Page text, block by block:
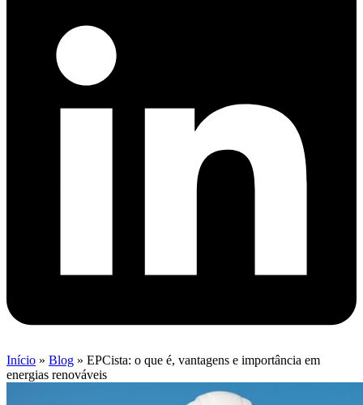
Início » Blog » EPCista: o que é, vantagens e importância em
energias renováveis